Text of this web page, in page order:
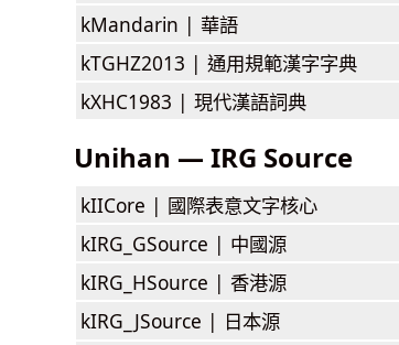
kMandarin | 華語
kTGHZ2013 | 通用規範漢字字典
kXHC1983 | 現代漢語詞典
Unihan — IRG Source
kIICore | 國際表意文字核心
kIRG_GSource | 中國源
kIRG_HSource | 香港源
kIRG_JSource | 日本源